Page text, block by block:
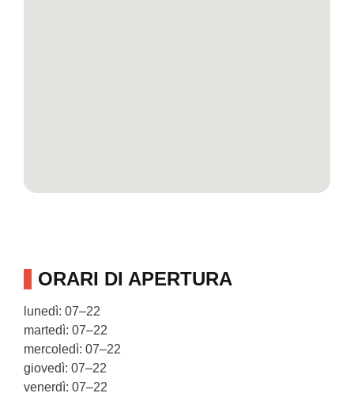
ORARI DI APERTURA
lunedì: 07–22
martedì: 07–22
mercoledì: 07–22
giovedì: 07–22
venerdì: 07–22